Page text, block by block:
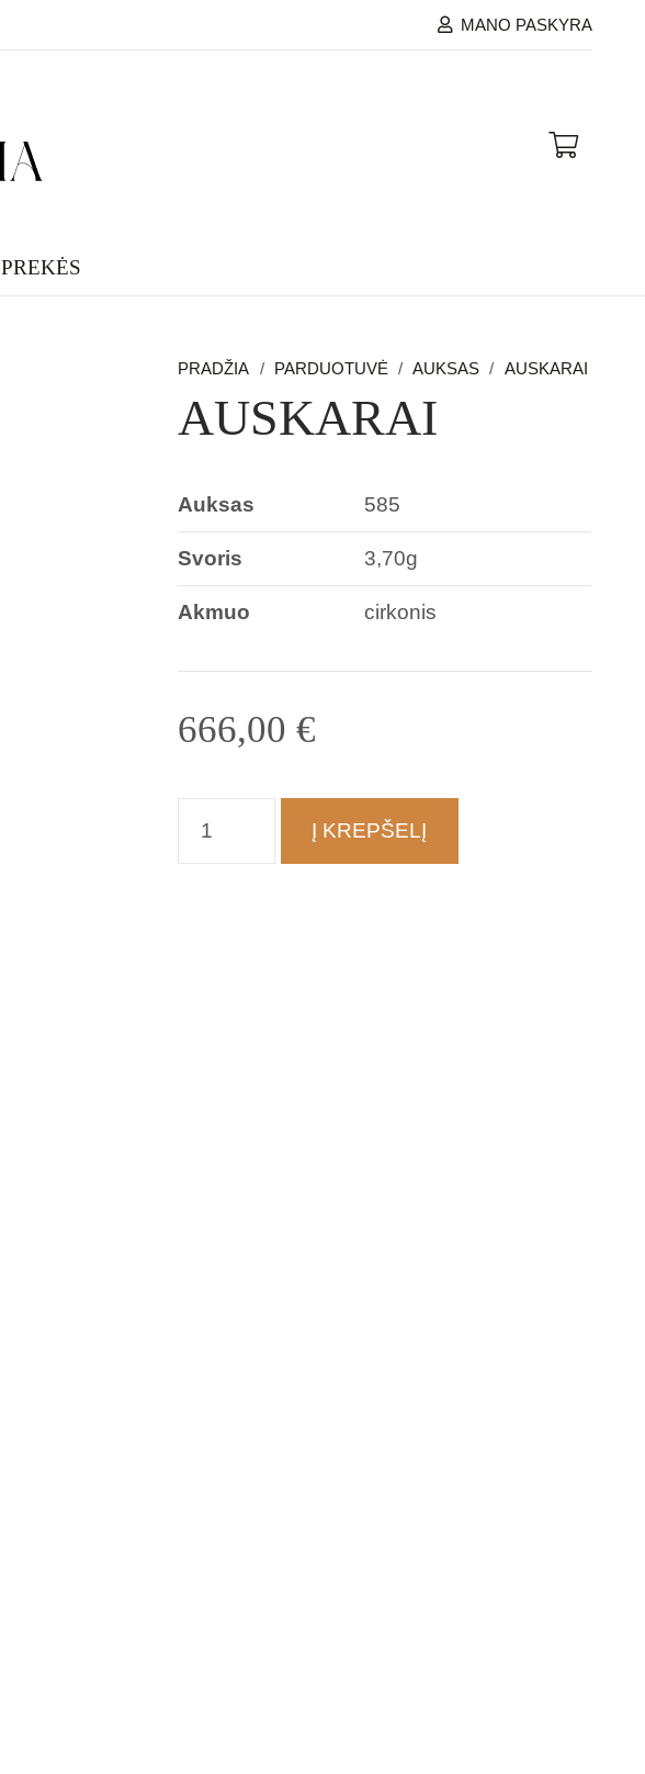
MANO PASKYRA
PREKĖS
PRADŽIA / PARDUOTUVĖ / AUKSAS / AUSKARAI
AUSKARAI
Auksas 585
Svoris 3,70g
Akmuo cirkonis
666,00€
kiekis:
Auskarai
Į KREPŠELĮ